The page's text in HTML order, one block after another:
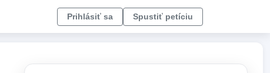
Prihlásiť sa Spustiť petíciu